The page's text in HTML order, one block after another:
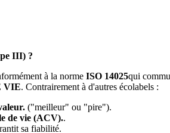
III) ?
à la norme ISO 14025qui
VIE. Contrairement à d'autres écolabels :
("meilleur" ou "pire").
de vie (ACV)..
sa fiabilité.